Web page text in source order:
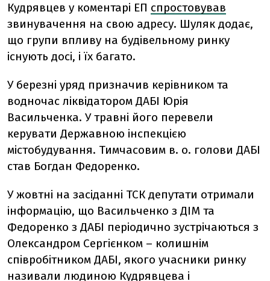
Кудрявцев у коментарі ЕП спростовував
звинувачення на свою адресу. Шуляк додає,
що групи впливу на будівельному ринку
існують досі, і їх багато.
У березні уряд призначив керівником та
водночас ліквідатором ДАБІ Юрія
Васильченка. У травні його перевели
керувати Державною інспекцією
містобудування. Тимчасовим в. о. голови ДАБІ
став Богдан Федоренко.
У жовтні на засіданні ТСК депутати отримали
інформацію, що Васильченко з ДІМ та
Федоренко з ДАБІ періодично зустрічаються з
Олександром Сергієнком – колишнім
співробітником ДАБІ, якого учасники ринку
називали людиною Кудрявцева і